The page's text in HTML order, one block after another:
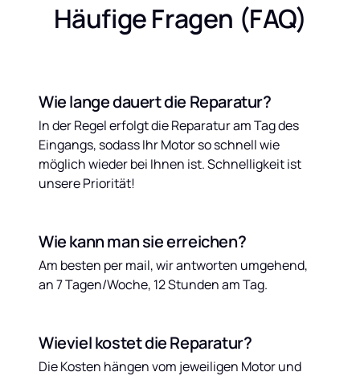
Häufige Fragen (FAQ)
Wie lange dauert die Reparatur?
In der Regel erfolgt die Reparatur am Tag des
Eingangs, sodass Ihr Motor so schnell wie
möglich wieder bei Ihnen ist. Schnelligkeit ist
unsere Priorität!
Wie kann man sie erreichen?
Am besten per mail, wir antworten umgehend,
an 7 Tagen/Woche, 12 Stunden am Tag.
Wieviel kostet die Reparatur?
Die Kosten hängen vom jeweiligen Motor und